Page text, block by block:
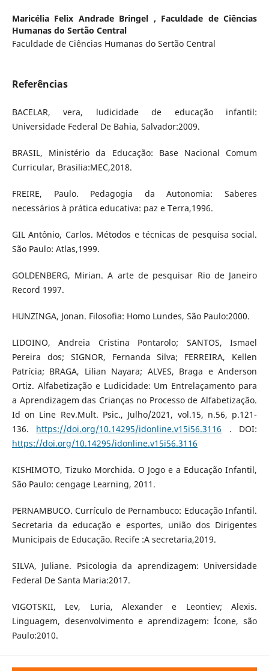
Maricélia Felix Andrade Bringel , Faculdade de Ciências
Humanas do Sertão Central
Faculdade de Ciências Humanas do Sertão Central
Referências
BACELAR, vera, ludicidade de educação infantil:
Universidade Federal De Bahia, Salvador:2009.
BRASIL, Ministério da Educação: Base Nacional Comum
Curricular, Brasilia:MEC,2018.
FREIRE, Paulo. Pedagogia da Autonomia: Saberes
necessários à prática educativa: paz e Terra,1996.
GIL Antônio, Carlos. Métodos e técnicas de pesquisa social.
São Paulo: Atlas,1999.
GOLDENBERG, Mirian. A arte de pesquisar Rio de Janeiro
Record 1997.
HUNZINGA, Jonan. Filosofia: Homo Lundes, São Paulo:2000.
LIDOINO, Andreia Cristina Pontarolo; SANTOS, Ismael
Pereira dos; SIGNOR, Fernanda Silva; FERREIRA, Kellen
Patrícia; BRAGA, Lilian Nayara; ALVES, Braga e Anderson
Ortiz. Alfabetização e Ludicidade: Um Entrelaçamento para
a Aprendizagem das Crianças no Processo de Alfabetização.
Id on Line Rev.Mult. Psic., Julho/2021, vol.15, n.56, p.121-
136. https://doi.org/10.14295/idonline.v15i56.3116 . DOI:
https://doi.org/10.14295/idonline.v15i56.3116
KISHIMOTO, Tizuko Morchida. O Jogo e a Educação Infantil,
São Paulo: cengage Learning, 2011.
PERNAMBUCO. Currículo de Pernambuco: Educação Infantil.
Secretaria da educação e esportes, união dos Dirigentes
Municipais de Educação. Recife :A secretaria,2019.
SILVA, Juliane. Psicologia da aprendizagem: Universidade
Federal De Santa Maria:2017.
VIGOTSKII, Lev, Luria, Alexander e Leontiev; Alexis.
Linguagem, desenvolvimento e aprendizagem: Ícone, são
Paulo:2010.